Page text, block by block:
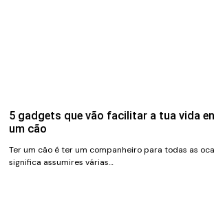
5 gadgets que vão facilitar a tua vida
um cão
Ter um cão é ter um companheiro para todas as
significa assumires várias…